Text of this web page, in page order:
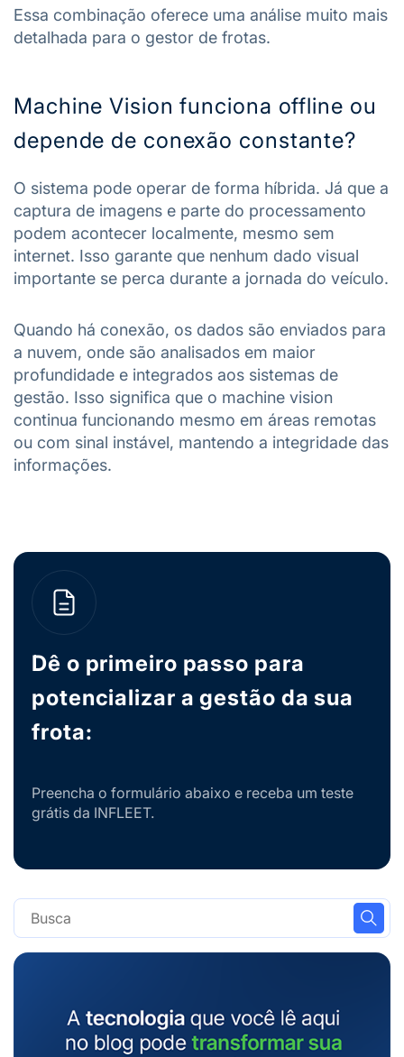
Essa combinação oferece uma análise muito mais
detalhada para o gestor de frotas.
Machine Vision funciona offline ou
depende de conexão constante?
O sistema pode operar de forma híbrida. Já que a
captura de imagens e parte do processamento
podem acontecer localmente, mesmo sem
internet. Isso garante que nenhum dado visual
importante se perca durante a jornada do veículo.
Quando há conexão, os dados são enviados para
a nuvem, onde são analisados em maior
profundidade e integrados aos sistemas de
gestão. Isso significa que o machine vision
continua funcionando mesmo em áreas remotas
ou com sinal instável, mantendo a integridade das
informações.
Dê o primeiro passo para
potencializar a gestão da sua
frota:
Preencha o formulário abaixo e receba um teste
grátis da INFLEET.